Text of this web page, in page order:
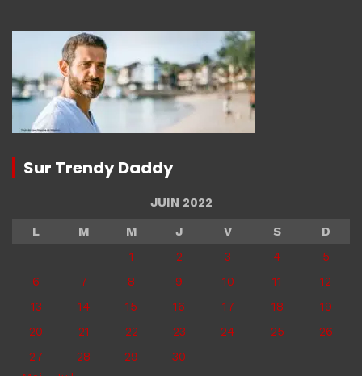
Sur Trendy Daddy
JUIN 2022
L
M M J V S
D
1
2 3 4
5
6
7 8 9 10 11
12
13
14 15 16 17 18
19
20
21 22 23 24 25
26
27
28 29
30